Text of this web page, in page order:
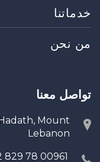
خدماتنا
من نحن
تواصل معنا
Hadath, Mount
Lebanon
00961 78 829 962